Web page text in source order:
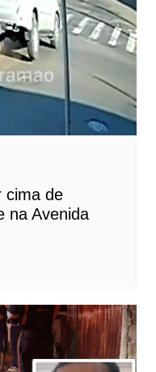
cima de
na Avenida